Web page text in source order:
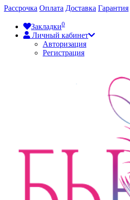
Рассрочка Оплата Доставка Гарантия
Закладки0
Личный кабинет
Авторизация
Регистрация